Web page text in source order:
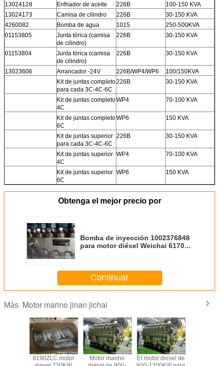
13024128
Enfriador de aceite 226B
100-150 KVA
13024173
Camisa de cilindro 226B
30-150 KVA
4260082
Bomba de agua 1015
250-500KVA
01153805
Junta tórica (camisa
de cilindro)
226B 30-150 KVA
01153804
Junta tórica (camisa
de cilindro)
226B 30-150 KVA
13023606 Arrancador -24V 226B/WP4/WP6
100/150KVA
Kit de juntas completo
para cada 3C-4C-6C
226B 30-150 KVA
Kit de juntas completo
4C
WP4 70-100 KVA
Kit de juntas completo
6C
WP6 150 KVA
Kit de juntas superior
para cada 3C-4C-6C
226B 30-150 KVA
Kit de juntas superior
4C
WP4 70-100 KVA
Kit de juntas superior
6C
WP6 150 KVA
Obtenga el mejor precio por
Bomba de inyección 1002376848
para motor diésel Weichai 6170
Continuar
Más Motor marino jinan jichai
8190ZLC motor
Motor marino
El motor diesel de